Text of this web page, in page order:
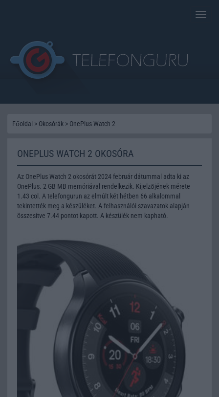
Toggle
Főoldal > Okosórák > OnePlus Watch 2
ONEPLUS WATCH 2 OKOSÓRA
Az OnePlus Watch 2 okosórát 2024 február dátummal adta ki az
OnePlus. 2 GB MB memóriával rendelkezik. Kijelzőjének mérete
1.43 col. A telefongurun az elmúlt két hétben 66 alkalommal
tekintették meg a készüléket. A felhasználói szavazatok alapján
összesítve 7.44 pontot kapott. A készülék nem kapható.